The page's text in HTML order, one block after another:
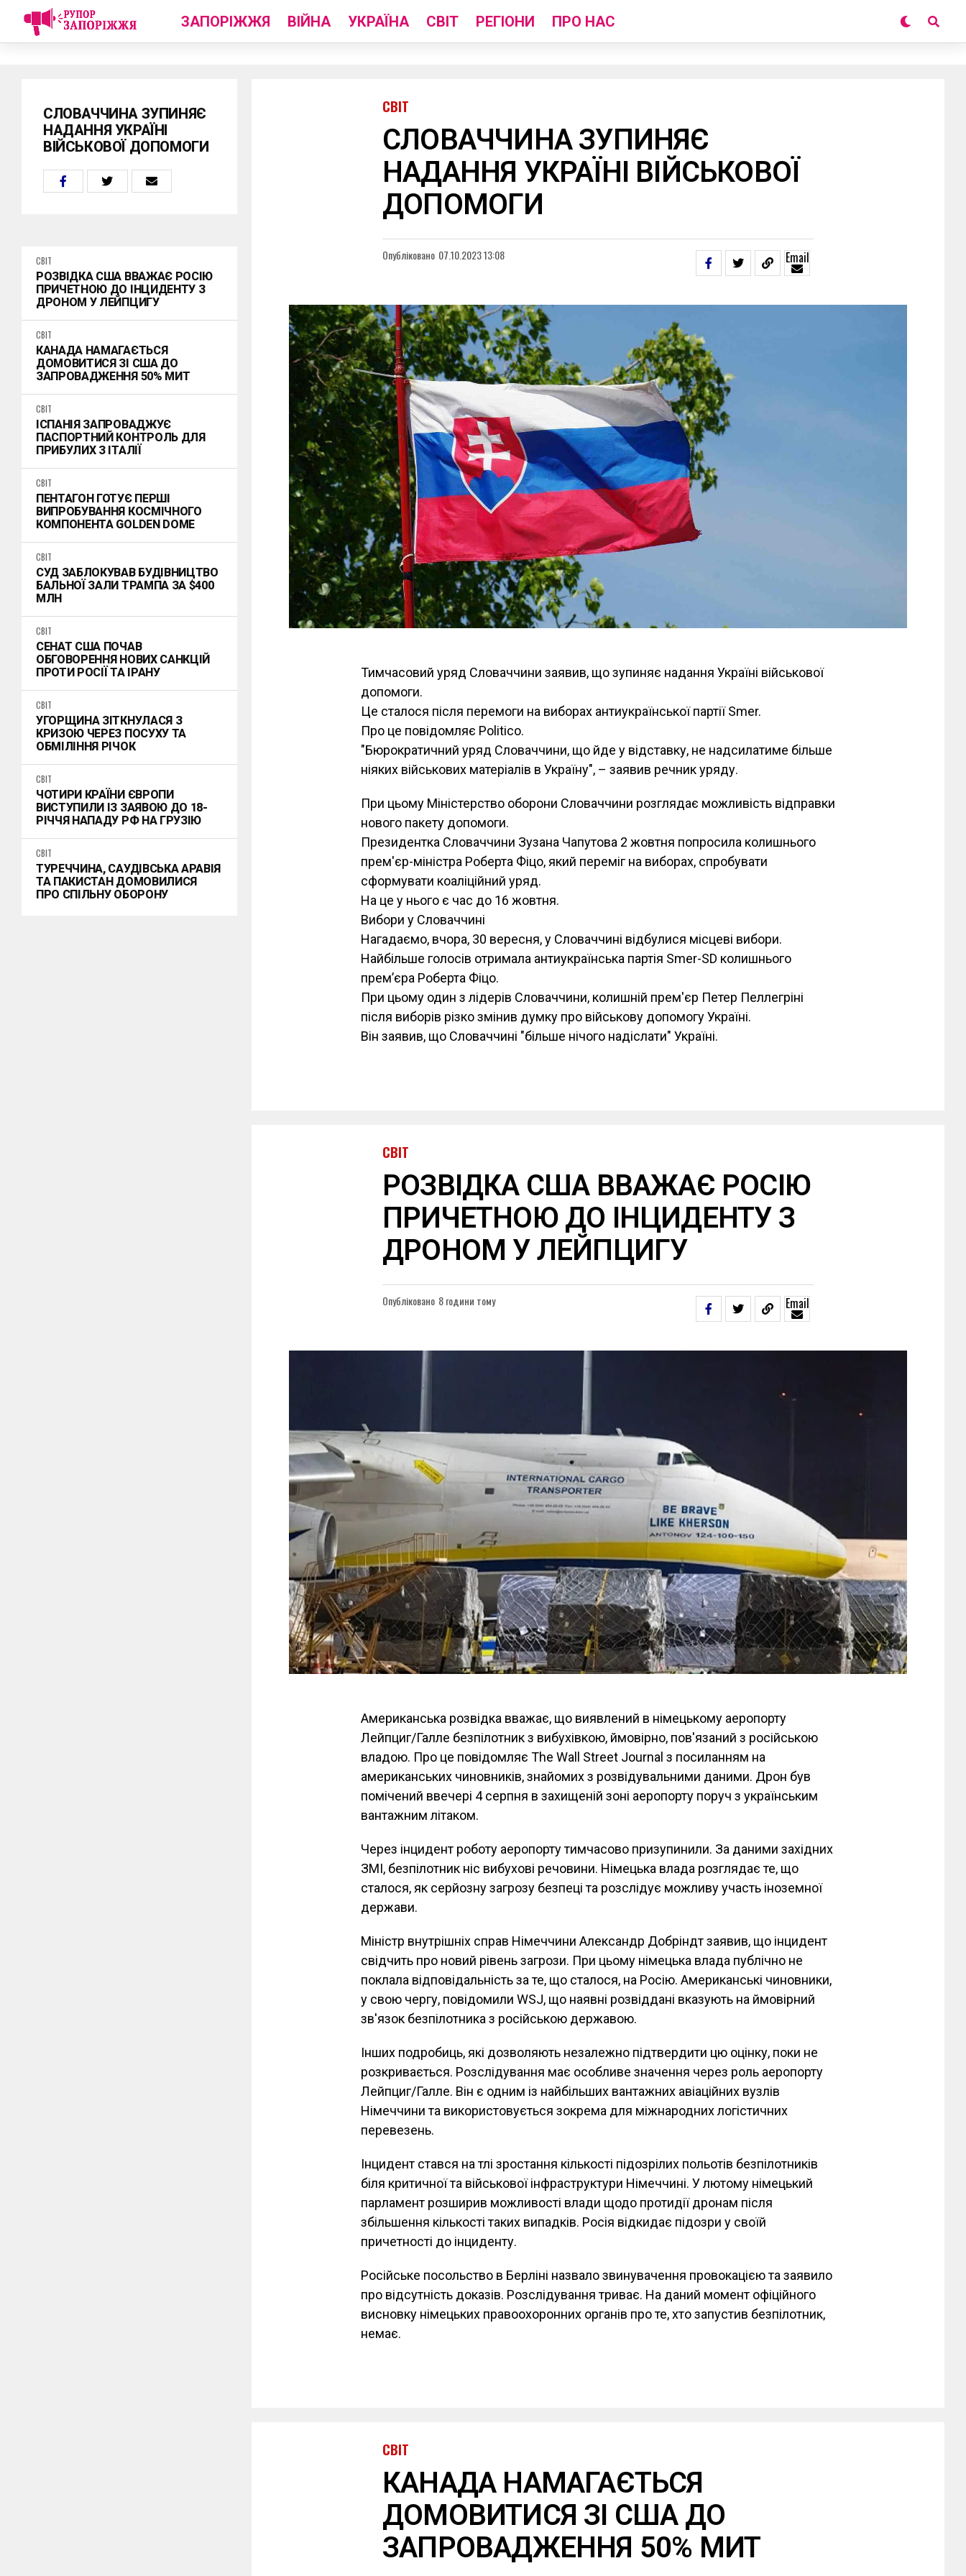
ЗАПОРІЖЖЯ ВІЙНА УКРАЇНА СВІТ РЕГІОНИ ПРО НАС
СЛОВАЧЧИНА ЗУПИНЯЄ
НАДАННЯ УКРАЇНІ
ВІЙСЬКОВОЇ ДОПОМОГИ
СВІТ
РОЗВІДКА США ВВАЖАЄ РОСІЮ
ПРИЧЕТНОЮ ДО ІНЦИДЕНТУ З
ДРОНОМ У ЛЕЙПЦИГУ
СВІТ
КАНАДА НАМАГАЄТЬСЯ
ДОМОВИТИСЯ ЗІ США ДО
ЗАПРОВАДЖЕННЯ 50% МИТ
СВІТ
ІСПАНІЯ ЗАПРОВАДЖУЄ
ПАСПОРТНИЙ КОНТРОЛЬ ДЛЯ
ПРИБУЛИХ З ІТАЛІЇ
СВІТ
ПЕНТАГОН ГОТУЄ ПЕРШІ
ВИПРОБУВАННЯ КОСМІЧНОГО
КОМПОНЕНТА GOLDEN DOME
СВІТ
СУД ЗАБЛОКУВАВ БУДІВНИЦТВО
БАЛЬНОЇ ЗАЛИ ТРАМПА ЗА $400
МЛН
СВІТ
СЕНАТ США ПОЧАВ
ОБГОВОРЕННЯ НОВИХ САНКЦІЙ
ПРОТИ РОСІЇ ТА ІРАНУ
СВІТ
УГОРЩИНА ЗІТКНУЛАСЯ З
КРИЗОЮ ЧЕРЕЗ ПОСУХУ ТА
ОБМІЛІННЯ РІЧОК
СВІТ
ЧОТИРИ КРАЇНИ ЄВРОПИ
ВИСТУПИЛИ ІЗ ЗАЯВОЮ ДО 18-
РІЧЧЯ НАПАДУ РФ НА ГРУЗІЮ
СВІТ
ТУРЕЧЧИНА, САУДІВСЬКА АРАВІЯ
ТА ПАКИСТАН ДОМОВИЛИСЯ
ПРО СПІЛЬНУ ОБОРОНУ
СВІТ
СЛОВАЧЧИНА ЗУПИНЯЄ
НАДАННЯ УКРАЇНІ ВІЙСЬКОВОЇ
ДОПОМОГИ
Опубліковано 07.10.2023 13:08 Email
Тимчасовий уряд Словаччини заявив, що зупиняє надання Україні військової
допомоги.
Це сталося після перемоги на виборах антиукраїнської партії Smer.
Про це повідомляє Politico.
"Бюрократичний уряд Словаччини, що йде у відставку, не надсилатиме більше
ніяких військових матеріалів в Україну", – заявив речник уряду.
При цьому Міністерство оборони Словаччини розглядає можливість відправки
нового пакету допомоги.
Президентка Словаччини Зузана Чапутова 2 жовтня попросила колишнього
прем'єр-міністра Роберта Фіцо, який переміг на виборах, спробувати
сформувати коаліційний уряд.
На це у нього є час до 16 жовтня.
Вибори у Словаччині
Нагадаємо, вчора, 30 вересня, у Словаччині відбулися місцеві вибори.
Найбільше голосів отримала антиукраїнська партія Smer-SD колишнього
прем’єра Роберта Фіцо.
При цьому один з лідерів Словаччини, колишній прем'єр Петер Пеллегріні
після виборів різко змінив думку про військову допомогу Україні.
Він заявив, що Словаччині "більше нічого надіслати" Україні.
СВІТ
РОЗВІДКА США ВВАЖАЄ РОСІЮ
ПРИЧЕТНОЮ ДО ІНЦИДЕНТУ З
ДРОНОМ У ЛЕЙПЦИГУ
Опубліковано 8 години тому Email
Американська розвідка вважає, що виявлений в німецькому аеропорту
Лейпциг/Галле безпілотник з вибухівкою, ймовірно, пов'язаний з російською
владою. Про це повідомляє The Wall Street Journal з посиланням на
американських чиновників, знайомих з розвідувальними даними. Дрон був
помічений ввечері 4 серпня в захищеній зоні аеропорту поруч з українським
вантажним літаком.
Через інцидент роботу аеропорту тимчасово призупинили. За даними західних
ЗМІ, безпілотник ніс вибухові речовини. Німецька влада розглядає те, що
сталося, як серйозну загрозу безпеці та розслідує можливу участь іноземної
держави.
Міністр внутрішніх справ Німеччини Александр Добріндт заявив, що інцидент
свідчить про новий рівень загрози. При цьому німецька влада публічно не
поклала відповідальність за те, що сталося, на Росію. Американські чиновники,
у свою чергу, повідомили WSJ, що наявні розвіддані вказують на ймовірний
зв'язок безпілотника з російською державою.
Інших подробиць, які дозволяють незалежно підтвердити цю оцінку, поки не
розкривається. Розслідування має особливе значення через роль аеропорту
Лейпциг/Галле. Він є одним із найбільших вантажних авіаційних вузлів
Німеччини та використовується зокрема для міжнародних логістичних
перевезень.
Інцидент стався на тлі зростання кількості підозрілих польотів безпілотників
біля критичної та військової інфраструктури Німеччині. У лютому німецький
парламент розширив можливості влади щодо протидії дронам після
збільшення кількості таких випадків. Росія відкидає підозри у своїй
причетності до інциденту.
Російське посольство в Берліні назвало звинувачення провокацією та заявило
про відсутність доказів. Розслідування триває. На даний момент офіційного
висновку німецьких правоохоронних органів про те, хто запустив безпілотник,
немає.
СВІТ
КАНАДА НАМАГАЄТЬСЯ
ДОМОВИТИСЯ ЗІ США ДО
ЗАПРОВАДЖЕННЯ 50% МИТ